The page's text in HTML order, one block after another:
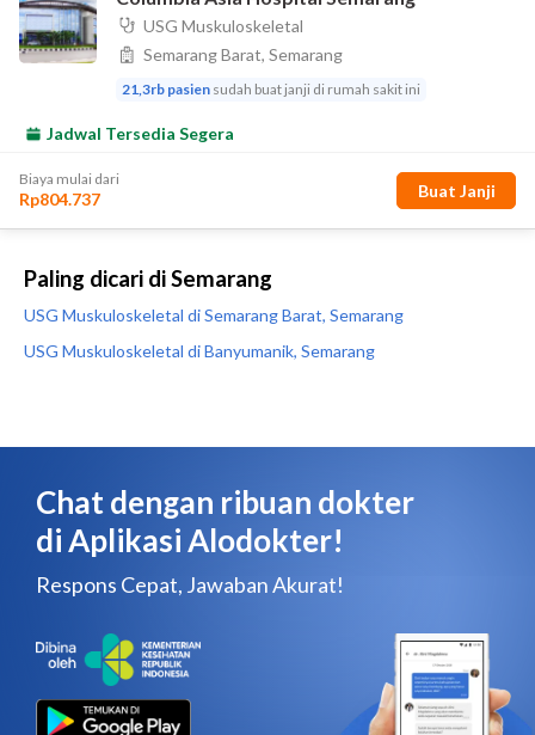
Paling dicari di Semarang
USG Muskuloskeletal di Semarang Barat, Semarang
USG Muskuloskeletal di Banyumanik, Semarang